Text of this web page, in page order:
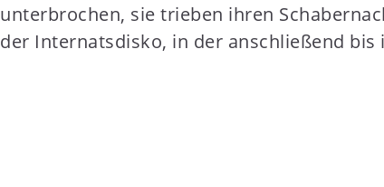
unterbrochen, sie trieben ihren
der Internatsdisko, in der anschließend